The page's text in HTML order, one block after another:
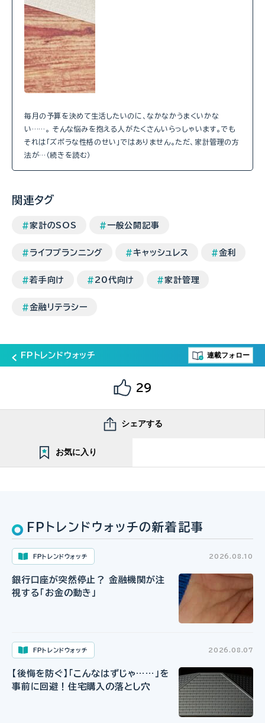
毎月の予算を決めて生活したいのに、なかなかうまくいかな
い……。 そんな悩みを抱える人がたくさんいらっしゃいます。でも
それは「ズボラな性格のせい」ではありません。ただ、家計管理の方
法が…（続きを読む）
関連タグ
家計のSOS 一般公開記事
ライフプランニング キャッシュレス 金利
若手向け 20代向け 家計管理
金融リテラシー
FPトレンドウォッチ 連載フォロー
29
シェアする
お気に入り
FPトレンドウォッチの新着記事
FPトレンドウォッチ 2026.08.10
銀行口座が突然停止？ 金融機関が注
視する「お金の動き」
FPトレンドウォッチ 2026.08.07
【後悔を防ぐ】「こんなはずじゃ……」を
事前に回避！住宅購入の落とし穴